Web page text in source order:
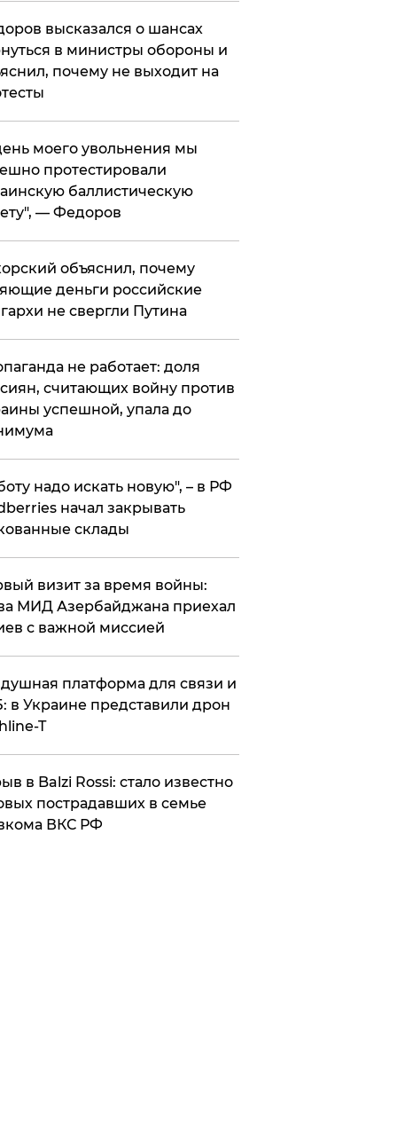
высказался о шансах
в министры обороны и
почему не выходит на
моего увольнения мы
протестировали
баллистическую
— Федоров
объяснил, почему
деньги российские
не свергли Путина
не работает: доля
считающих войну против
успешной, упала до
надо искать новую", – в РФ
начал закрывать
склады
визит за время войны:
МИД Азербайджана приехал
с важной миссией
платформа для связи и
в Украине представили дрон
T
в Balzi Rossi: стало известно
пострадавших в семье
ВКС РФ